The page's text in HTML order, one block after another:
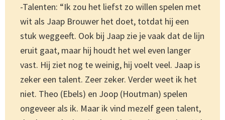
-Talenten: “Ik zou het liefst zo willen spelen met
wit als Jaap Brouwer het doet, totdat hij een
stuk weggeeft. Ook bij Jaap zie je vaak dat de lijn
eruit gaat, maar hij houdt het wel even langer
vast. Hij ziet nog te weinig, hij voelt veel. Jaap is
zeker een talent. Zeer zeker. Verder weet ik het
niet. Theo (Ebels) en Joop (Houtman) spelen
ongeveer als ik. Maar ik vind mezelf geen talent,